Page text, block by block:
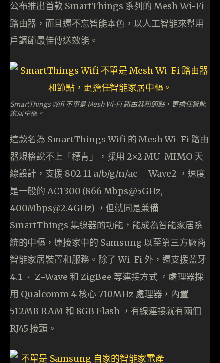
公布推出首款 SmartThings 系列的 Mesh Wi-Fi
路由器，而且還不忘智能本色，以人工智能來幫用
戶調節最佳傳送效能。
SmartThings Wifi 不單是 Mesh Wi-Fi 路由器和節點，更擔任智能
家居中樞。
這款名為 SmartThings Wifi 的 Mesh Wi-Fi 路由
器規格說不上「標青」，採用 2×2 MU-MIMO 天
線設計，支援 802.11 a/b/g/n/ac – Wave2 ，速度
是一般的 AC1300 (866 Mbps@5GHz,
400Mbps@2.4GHz) ，但就同是兼備
SmartThings 集線器的功能，能成為智能家居系
統的中樞，連接家中的 Samsung 以至第三方廠商
智能家居裝置和服務。除了 Wi-Fi 外，還支援藍牙
4.1 、 Z-Wave 和 ZigBee 等連接方式 。處理器採
用 Qualcomm 4 核心 710MHz 處理器，內置
512MB RAM 和 8GB Flash ，有線連接就有兩個
RJ45 接頭。